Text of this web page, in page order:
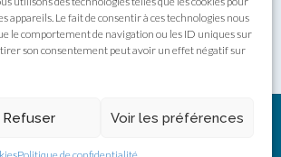
appareils. Le fait de consentir à ces technologies nous
le comportement de navigation ou les ID uniques sur
son consentement peut avoir un effet négatif sur
Refuser Voir les préférences
Envoyer